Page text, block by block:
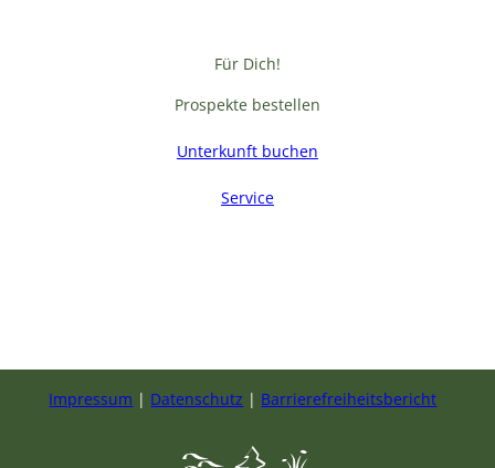
Für Dich!
Prospekte bestellen
Unterkunft buchen
Service
o
Impressum Datenschutz Barrierefreiheitsbericht